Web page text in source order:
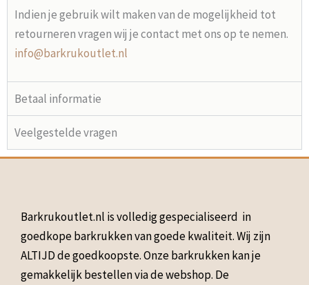
Indien je gebruik wilt maken van de mogelijkheid tot
retourneren vragen wij je contact met ons op te nemen.
info@barkrukoutlet.nl
Betaal informatie
Veelgestelde vragen
Barkrukoutlet.nl is volledig gespecialiseerd in
goedkope barkrukken van goede kwaliteit. Wij zijn
ALTIJD de goedkoopste. Onze barkrukken kan je
gemakkelijk bestellen via de webshop. De